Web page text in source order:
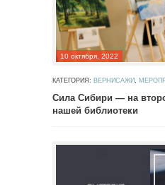
10 октября, 2022
КАТЕГОРИЯ: ВЕРНИСАЖИ
Сила Сибири — на
нашей библиотеки